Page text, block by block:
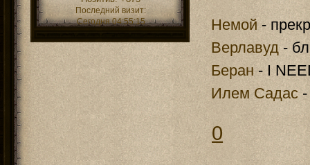
Последний визит:
Сегодня 04:55:15
Немой-
Верлавуд-
Беран- I
Илем Садас-
0